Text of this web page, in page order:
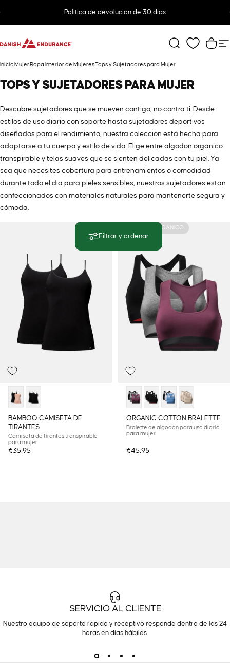
Política de devolución de 30 días
DANISH ENDURANCE Buscar
Inicio MujerRopa Interior de MujeresTops y Sujetadores para Mujer
TOPS Y SUJETADORES PARA MUJER
Descubre sujetadores que se mueven contigo, no contra ti. Desde
estilos de uso diario con soporte hasta sujetadores deportivos
diseñados para el rendimiento, nuestra colección está hecha para
adaptarse a tu cuerpo y estilo de vida. Elige entre algodón orgánico
transpirable y telas suaves que se sienten delicadas con tu piel. Ya
sea que necesites cobertura para entrenamientos o comodidad
durante todo el día para pieles sensibles, nuestros sujetadores están
confeccionados con materiales naturales para mantenerte segura y
cómoda.
Filtrar y ordenar
BAMBOO CAMISETA DE
TIRANTES
Camiseta de tirantes transpirable
para mujer
€35,95
ALGODÓN ORGÁNICO
ORGANIC COTTON BRALETTE
Bralette de algodón para uso diario
para mujer
€45,95
SERVICIO AL CLIENTE
Nuestro equipo de soporte rápido y receptivo responde dentro de las 24
horas en días hábiles.